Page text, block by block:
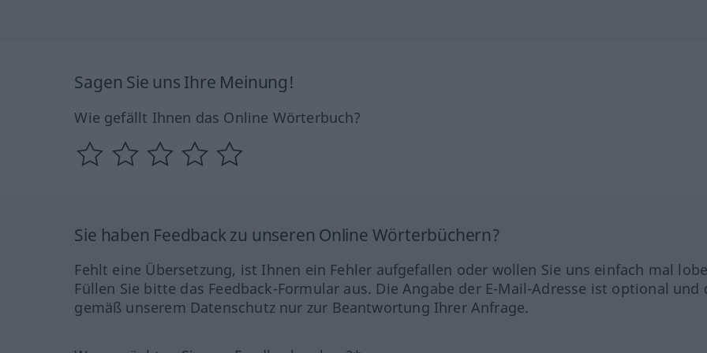
Sagen Sie uns Ihre Meinung!
Wie gefällt Ihnen das Online Wörterbuch?
Sie haben Feedback zu unseren Online Wörterbüchern?
Fehlt eine Übersetzung, ist Ihnen ein Fehler aufgefallen oder wollen Sie uns einfach mal
Füllen Sie bitte das Feedback-Formular aus. Die Angabe der E-Mail-Adresse ist optional und
gemäß unserem Datenschutz nur zur Beantwortung Ihrer Anfrage.